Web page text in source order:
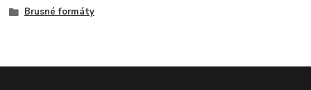
Brusné formáty